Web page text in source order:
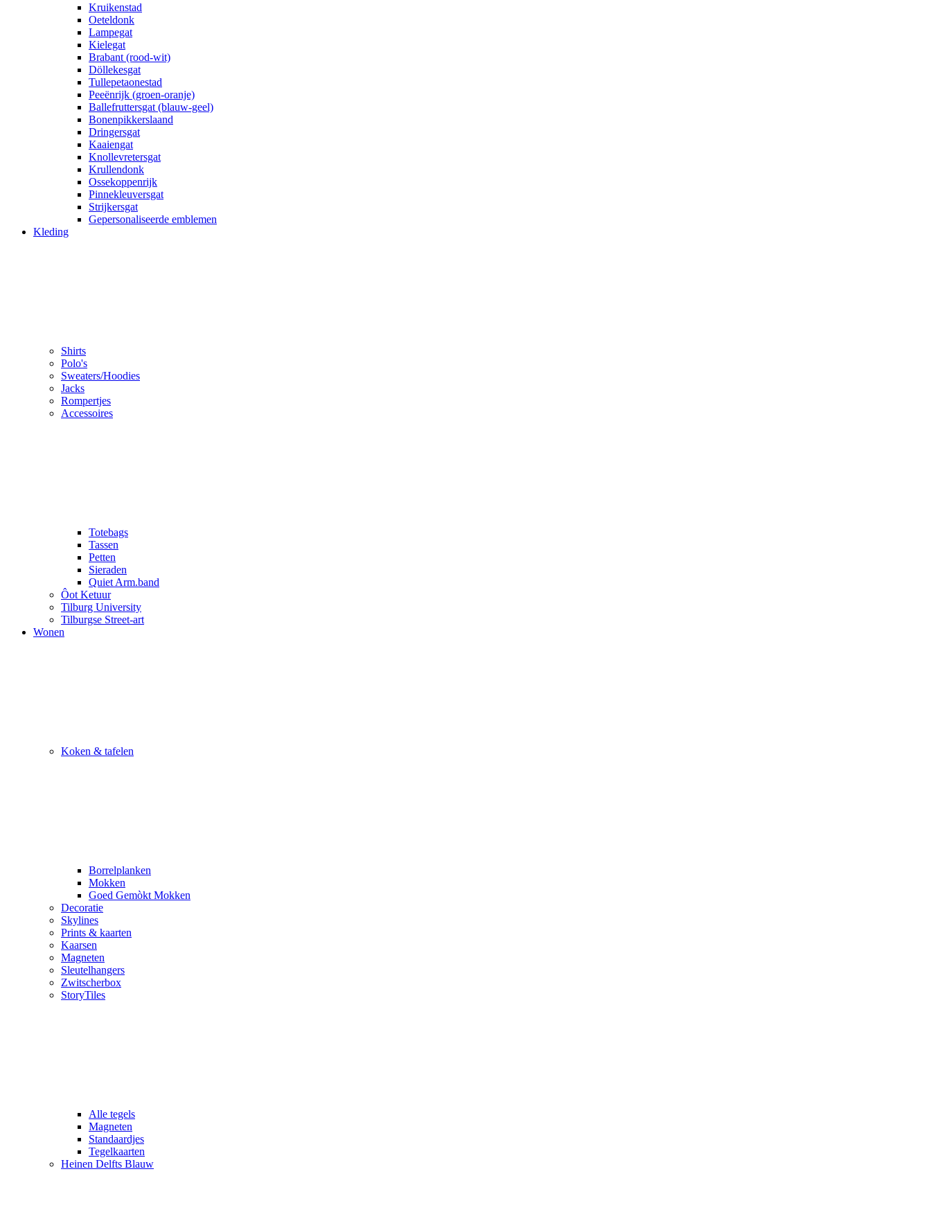
Kruikenstad
Oeteldonk
Lampegat
Kielegat
Brabant (rood-wit)
Döllekesgat
Tullepetaonestad
Peeënrijk (groen-oranje)
Ballefruttersgat (blauw-geel)
Bonenpikkerslaand
Dringersgat
Kaaiengat
Knollevretersgat
Krullendonk
Ossekoppenrijk
Pinnekleuversgat
Strijkersgat
Gepersonaliseerde emblemen
Kleding
Shirts
Polo's
Sweaters/Hoodies
Jacks
Rompertjes
Accessoires
Totebags
Tassen
Petten
Sieraden
Quiet Arm.band
Ôot Ketuur
Tilburg University
Tilburgse Street-art
Wonen
Koken & tafelen
Borrelplanken
Mokken
Goed Gemòkt Mokken
Decoratie
Skylines
Prints & kaarten
Kaarsen
Magneten
Sleutelhangers
Zwitscherbox
StoryTiles
Alle tegels
Magneten
Standaardjes
Tegelkaarten
Heinen Delfts Blauw